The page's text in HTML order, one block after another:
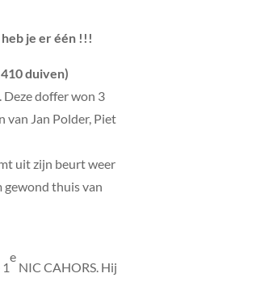
je er één !!!
duiven)
Deze doffer won 3
van Jan Polder, Piet
uit zijn beurt weer
gewond thuis van
e
NIC CAHORS. Hij